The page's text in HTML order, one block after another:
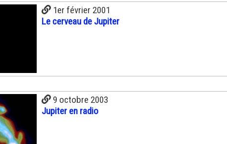
1er février 2001
Le cerveau de Jupiter
9 octobre 2003
Jupiter en radio